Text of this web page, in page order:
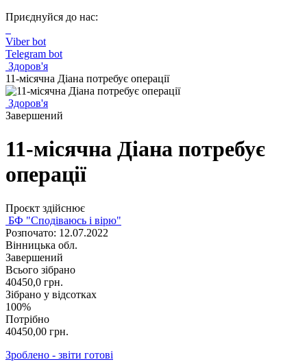
Приєднуйся до нас:
Viber bot
Telegram bot
Здоров'я
11-місячна Діана потребує операції
Здоров'я
Завершений
11-місячна Діана потребує
операції
Проєкт здійснює
БФ "Сподіваюсь і вірю"
Розпочато: 12.07.2022
Вінницька обл.
Завершений
Всього зібрано
40450,0 грн.
Зібрано у відсотках
100%
Потрібно
40450,00 грн.
Зроблено - звіти готові